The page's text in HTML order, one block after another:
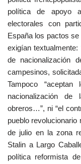
política de apoyo
electorales con
España los pactos
exigían
de nacionalización
campesinos,
Tampoco
nacionalización
obreros…”, ni “el
pueblo
de julio en la zona
Stalin a Largo
política reformista